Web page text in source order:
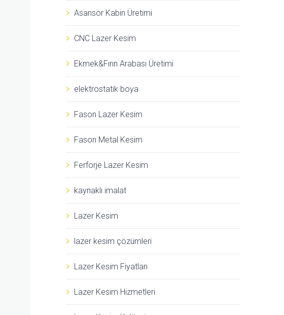
Asansör Kabin Üretimi
CNC Lazer Kesim
Ekmek&Fırın Arabası Üretimi
elektrostatik boya
Fason Lazer Kesim
Fason Metal Kesim
Ferforje Lazer Kesim
kaynaklı imalat
Lazer Kesim
lazer kesim çözümleri
Lazer Kesim Fiyatları
Lazer Kesim Hizmetleri